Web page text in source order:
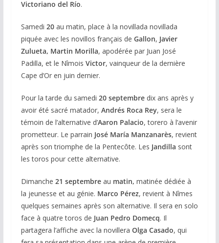
Victoriano del Río.
Samedi 20 au matin, place à la novillada novillada
piquée avec les novillos français de Gallon, Javier
Zulueta, Martin Morilla, apodérée par Juan José
Padilla, et le Nîmois Victor, vainqueur de la dernière
Cape d’Or en juin dernier.
Pour la tarde du samedi 20 septembredix ans après y
avoir été sacré matador, Andrés Roca Rey, sera le
témoin de l’alternative d’Aaron Palacio, torero à l’avenir
prometteur. Le parrain José María Manzanarès, revient
après son triomphe de la Pentecôte. Les Jandilla sont
les toros pour cette alternative.
Dimanche 21 septembreau matin, matinée dédiée à
la jeunesse et au génie. Marco Pérez, revient à Nîmes
quelques semaines après son alternative. Il sera en solo
face à quatre toros de Juan Pedro Domecq. Il
partagera l’affiche avec la novillera Olga Casado, qui